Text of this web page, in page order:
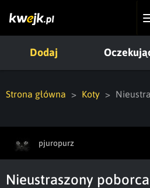
Dodaj
Strona główna Koty
pjuropurz
Nieustraszony poborca